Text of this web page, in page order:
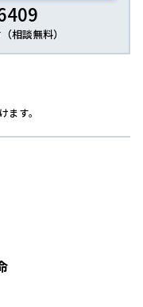
相談無料）
ます。